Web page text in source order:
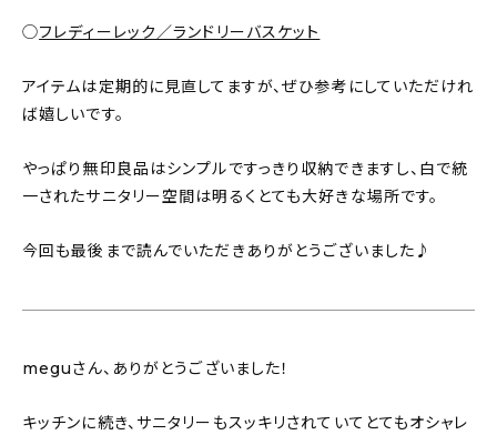
◯フレディーレック／ランドリーバスケット
アイテムは定期的に見直してますが、ぜひ参考にしていただけれ
ば嬉しいです。
やっぱり無印良品はシンプルですっきり収納できますし、白で統
一されたサニタリー空間は明るくとても大好きな場所です。
今回も最後まで読んでいただきありがとうございました♪
meguさん、ありがとうございました！
キッチンに続き、サニタリーもスッキリされていてとてもオシャレ